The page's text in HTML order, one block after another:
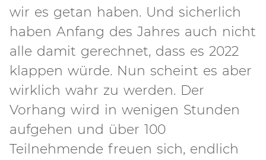
wir es getan haben. Und sicherlich
haben Anfang des Jahres auch nicht
alle damit gerechnet, dass es 2022
klappen würde. Nun scheint es aber
wirklich wahr zu werden. Der
Vorhang wird in wenigen Stunden
aufgehen und über 100
Teilnehmende freuen sich, endlich